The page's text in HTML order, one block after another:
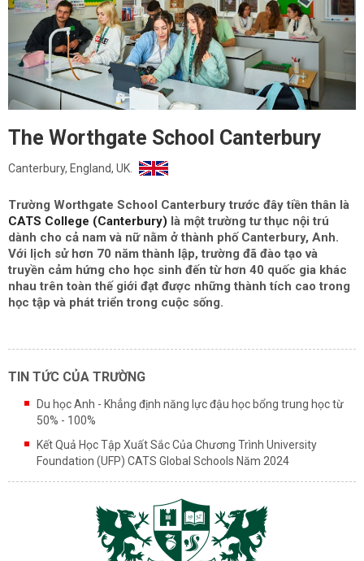
The Worthgate School Canterbury
Canterbury, England, UK.
Trường Worthgate School Canterbury trước đây tiền thân là
CATS College (Canterbury) là một trường tư thục nội trú
dành cho cả nam và nữ nằm ở thành phố Canterbury, Anh.
Với lịch sử hơn 70 năm thành lập, trường đã đào tạo và
truyền cảm hứng cho học sinh đến từ hơn 40 quốc gia khác
nhau trên toàn thế giới đạt được những thành tích cao trong
học tập và phát triển trong cuộc sống.
TIN TỨC CỦA TRƯỜNG
Du học Anh - Khẳng định năng lực đậu học bổng trung học từ
50% - 100%
Kết Quả Học Tập Xuất Sắc Của Chương Trình University
Foundation (UFP) CATS Global Schools Năm 2024